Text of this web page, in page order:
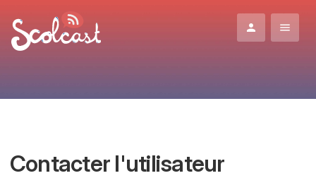
Contacter l'utilisateur